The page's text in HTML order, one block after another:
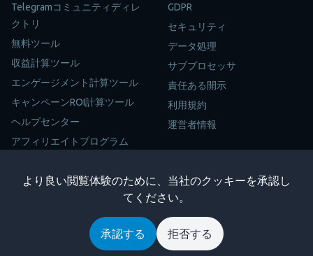
より良い閲覧体験のために、当社のクッキーを承認し
てください。
承認する 拒否する
Telegramコミュニティディレ
クトリ
無料ツール
収益計算ツール
エンゲージメント計算ツール
キャンペーンROI計算ツール
ヘルプセンター
アフィリエイトプログラム
Trustpilot
GDPR
セキュリティ
データ処理
サブプロセッサ
責任ある開示
利用規約
運営者情報
Copyright © 2026 Metricgram. 全著作権所有。